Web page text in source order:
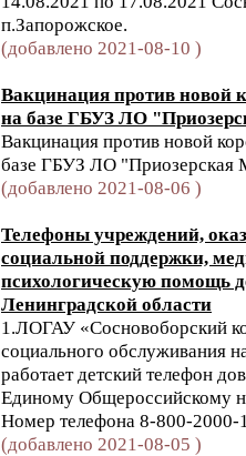
п.Запорожское.
(добавлено 2021-08-10 )
Вакцинация против новой
на базе ГБУЗ ЛО
Вакцинация против новой
базе ГБУЗ ЛО "Приозерская
(добавлено 2021-08-06 )
Телефоны учреждений,
социальной поддержки,
психологическую помощь
Ленинградской области
1.ЛОГАУ «Сосновоборский
социального обслуживания
работает детский телефон
Единому Общероссийскому
Номер телефона 8-800-2000-
(добавлено 2021-08-05 )